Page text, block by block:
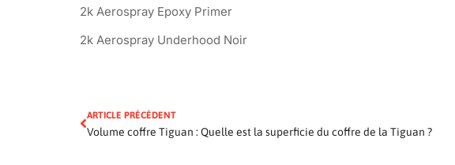
2k Aerospray Epoxy Primer
2k Aerospray Underhood Noir
ARTICLE PRÉCÉDENT
Volume coffre Tiguan : Quelle est la superficie du coffre de la Tiguan ?